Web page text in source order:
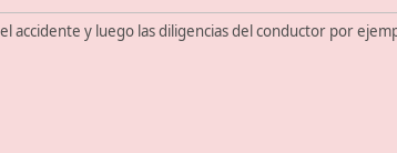
accidente y luego las diligencias del conductor por